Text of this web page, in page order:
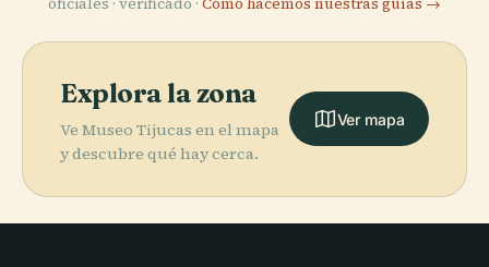
Explora la zona
Ve Museo Tijucas en el mapa
y descubre qué hay cerca.
Ver mapa